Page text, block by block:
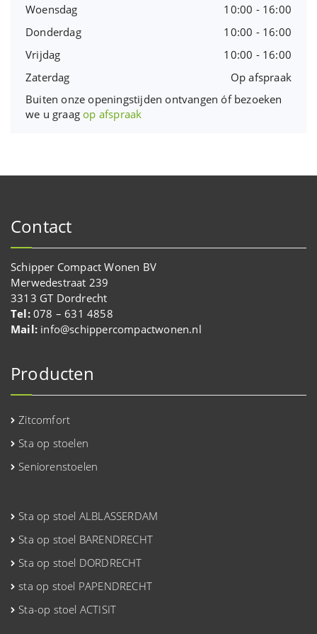
Woensdag
10:00 - 16:00
Donderdag
10:00 - 16:00
Vrijdag
10:00 - 16:00
Zaterdag
Op afspraak
Buiten onze openingstijden ontvangen óf bezoeken
we u graagop afspraak
Contact
Schipper Compact Wonen BV
Merwedestraat 239
3313 GT Dordrecht
Tel:078 – 631 4858
Mail: info@schippercompactwonen.nl
Producten
Zitcomfort
Sta op stoelen
Seniorenstoelen
Sta op stoel ALBLASSERDAM
Sta op stoel BARENDRECHT
Sta op stoel DORDRECHT
sta op stoel PAPENDRECHT
Sta-op stoel ACTISIT